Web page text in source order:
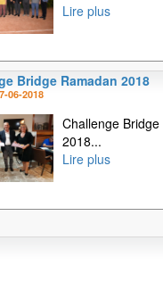
Lire plus
Bridge Ramadan 2018
06-2018
Challenge
2018...
Lire plus